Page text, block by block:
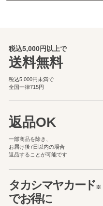
税込5,000円以上で
送料無料
税込5,000円未満で
全国一律715円
返品OK
一部商品を除き、
お届け後7日以内の場合
返品することが可能です
タカシマヤカード※
でお得に